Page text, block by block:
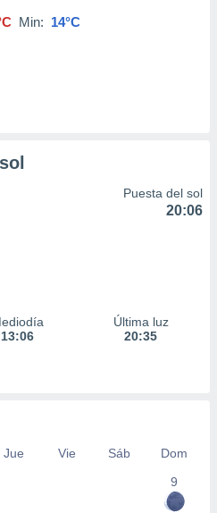
Min: 14°C
Puesta del sol
20:06
13:06
Última luz
20:35
Jue Vie Sáb
Dom
9